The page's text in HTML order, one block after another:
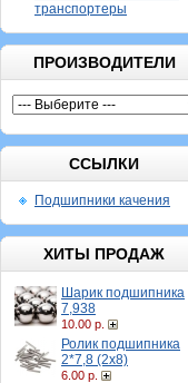
транспортеры
ПРОИЗВОДИТЕЛИ
ССЫЛКИ
Подшипники качения
ХИТЫ ПРОДАЖ
Шарик подшипника
7,938
10.00 р.
Ролик подшипника
2*7,8 (2х8)
6.00 р.